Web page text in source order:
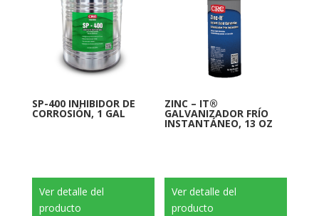
SP-400 INHIBIDOR DE
CORROSIÓN, 1 GAL
Ver detalle del
producto
ZINC – IT®
GALVANIZADOR FRÍO
INSTANTÁNEO, 13 OZ
Ver detalle del
producto